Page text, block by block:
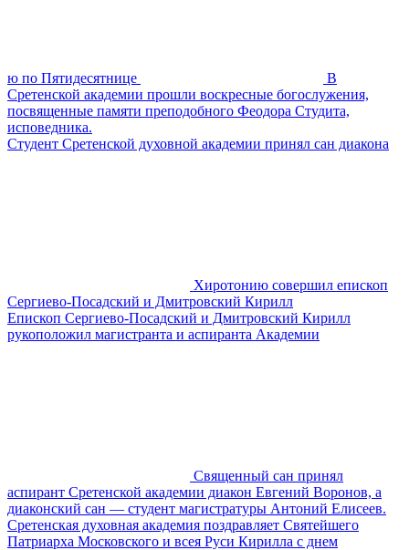
ю по Пятидесятнице
В
Сретенской академии прошли воскресные богослужения,
посвященные памяти преподобного Феодора Студита,
исповедника.
Студент Сретенской духовной академии принял сан диакона
Хиротонию совершил епископ
Сергиево-Посадский и Дмитровский Кирилл
Епископ Сергиево-Посадский и Дмитровский Кирилл
рукоположил магистранта и аспиранта Академии
Священный сан принял
аспирант Сретенской академии диакон Евгений Воронов, а
диаконский сан — студент магистратуры Антоний Елисеев.
Сретенская духовная академия поздравляет Святейшего
Патриарха Московского и всея Руси Кирилла с днем